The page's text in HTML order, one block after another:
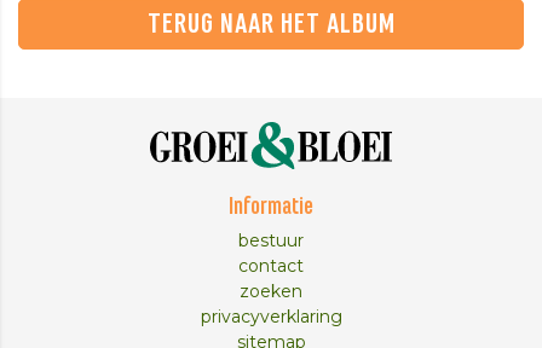
TERUG NAAR HET ALBUM
Informatie
bestuur
contact
zoeken
privacyverklaring
sitemap